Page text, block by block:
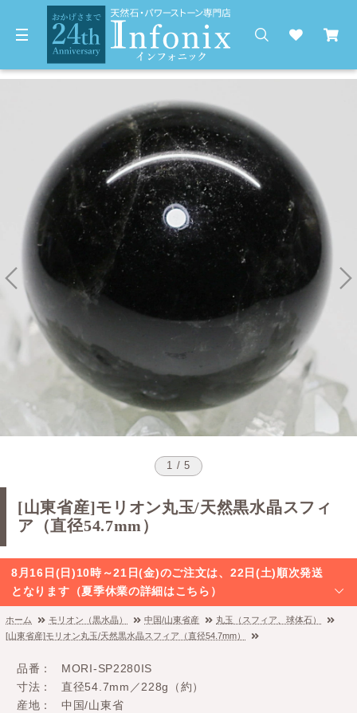
1 / 5
[山東省産]モリオン丸玉/天然黒水晶スフィ
ア（直径54.7mm）
8月16日(日)10時～21日(金)のご注文は、22日(土)順次発送
となります（夏季休業の詳細はこちら）
ホーム モリオン（黒水晶） 中国/山東省産
丸玉（スフィア、球体石）
[山東省産]モリオン丸玉/天然黒水晶スフィア（直径54.7mm）
品番
MORI-SP2280IS
寸法
直径54.7mm／228g（約）
産地
中国/山東省